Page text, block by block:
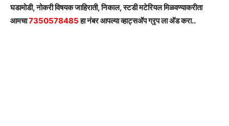
घडामोडी, नोकरी विषयक जाहिराती, निकाल, स्टडी मटेरियल मिळवण्याकरीता
आमचा7350578485हा नंबर आपल्या व्हाट्सअ‍ॅप ग्रृप ला अ‍ॅड करा..